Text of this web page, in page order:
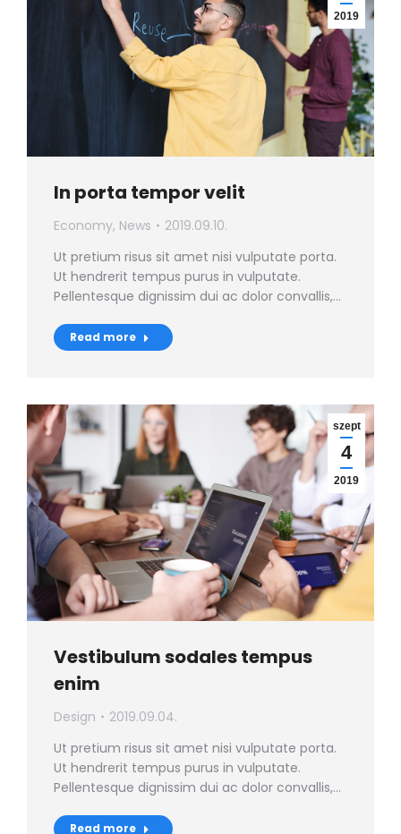
2019
In porta tempor velit
Economy, News
2019.09.10.
Ut pretium risus sit amet nisi vulputate porta.
Ut hendrerit tempus purus in vulputate.
Pellentesque dignissim dui ac dolor convallis,…
Read more
szept
4
2019
Vestibulum sodales tempus
enim
Design
2019.09.04.
Ut pretium risus sit amet nisi vulputate porta.
Ut hendrerit tempus purus in vulputate.
Pellentesque dignissim dui ac dolor convallis,…
Read more